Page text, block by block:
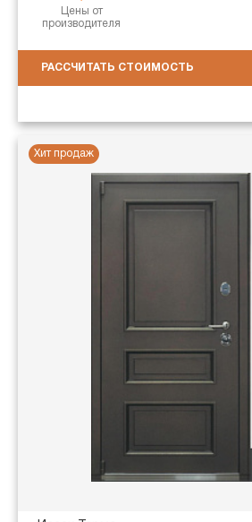
Цены от
производителя
РАССЧИТАТЬ СТОИМОСТЬ
Хит продаж